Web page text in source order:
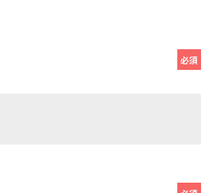
必須